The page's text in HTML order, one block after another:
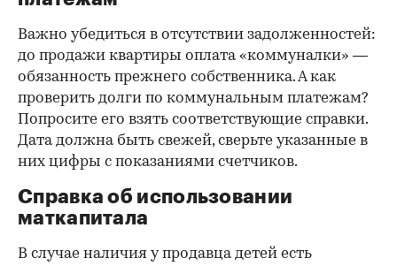
Важно убедиться в отсутствии задолженностей:
до продажи квартиры оплата «коммуналки» —
обязанность прежнего собственника. А как
проверить долги по коммунальным платежам?
Попросите его взять соответствующие справки.
Дата должна быть свежей, сверьте указанные в
них цифры с показаниями счетчиков.
Справка об использовании
маткапитала
В случае наличия у продавца детей есть